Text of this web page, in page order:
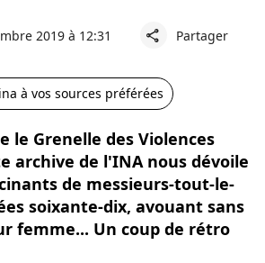
2019 à 12:31 share Partager
à vos sources préférées
le Grenelle des Violences
archive de l'INA nous dévoile
de messieurs-tout-le-
soixante-dix, avouant sans
femme... Un coup de rétro